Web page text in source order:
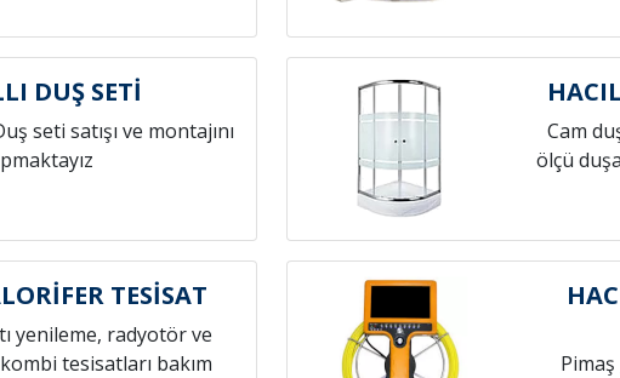
DUŞ SETİ
seti satışı ve montajını
Cam
ölçü
TESİSAT
yenileme, radyotör ve
tesisatları bakım